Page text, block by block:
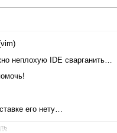
неплохую IDE сварганить…
его нету…